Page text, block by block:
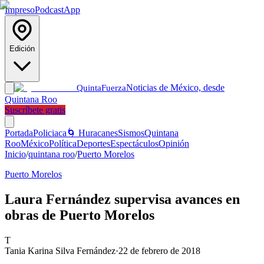
ImpresoPodcastApp
Edición
QuintaFuerzaNoticias de México, desde
Quintana Roo
Suscríbete gratis
PortadaPoliciaca 🌀 HuracanesSismosQuintana
RooMéxicoPolíticaDeportesEspectáculosOpinión
Inicio/quintana roo/Puerto Morelos
Puerto Morelos
Laura Fernández supervisa avances en
obras de Puerto Morelos
T
Tania Karina Silva Fernández·22 de febrero de 2018